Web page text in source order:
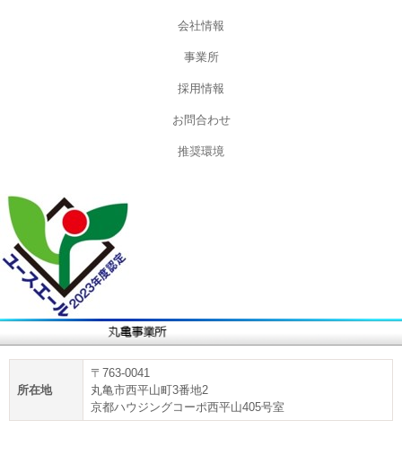
会社情報
事業所
採用情報
お問合わせ
推奨環境
所在地
〒763-0041
丸亀市西平山町3番地2
京都ハウジングコーポ西平山405号室